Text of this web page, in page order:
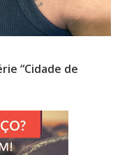
“Cidade de